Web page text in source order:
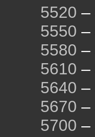
5520 –
5550 –
5580 –
5610 –
5640 –
5670 –
5700 –